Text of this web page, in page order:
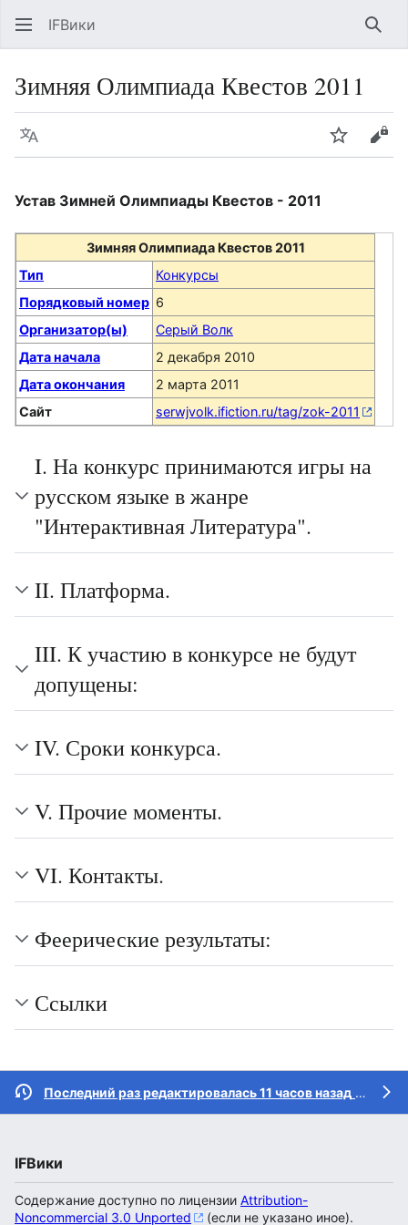
IFВики
Зимняя Олимпиада Квестов 2011
Язык Следить
Устав Зимней Олимпиады Квестов - 2011
Зимняя Олимпиада Квестов 2011
Тип
Конкурсы
Порядковый номер 6
Организатор(ы)
Серый Волк
Дата начала
2 декабря 2010
Дата окончания
2 марта 2011
Сайт
serwjvolk.ifiction.ru/tag/zok-2011
I. На конкурс принимаются игры на
русском языке в жанре
"Интерактивная Литература".
II. Платформа.
III. К участию в конкурсе не будут
допущены:
IV. Сроки конкурса.
V. Прочие моменты.
VI. Контакты.
Феерические результаты:
Ссылки
Последний раз редактировалась 11 часов назад
IFВики
Содержание доступно по лицензии Attribution-
Noncommercial 3.0 Unported
(если не указано иное).